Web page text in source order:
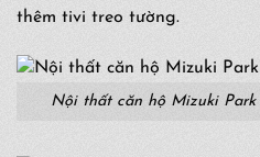
thêm tivi treo tường.
Nội thất căn hộ Mizuki